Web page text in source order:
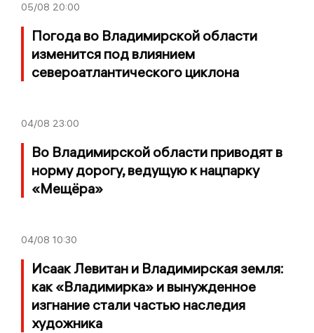
05/08 20:00
Погода во Владимирской области
изменится под влиянием
североатлантического циклона
04/08 23:00
Во Владимирской области приводят в
норму дорогу, ведущую к нацпарку
«Мещёра»
04/08 10:30
Исаак Левитан и Владимирская земля:
как «Владимирка» и вынужденное
изгнание стали частью наследия
художника